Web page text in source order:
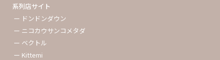
系列店サイト
ー ドンドンダウン
ー ニコカウサンコメタダ
ー ベクトル
ー Kittemi